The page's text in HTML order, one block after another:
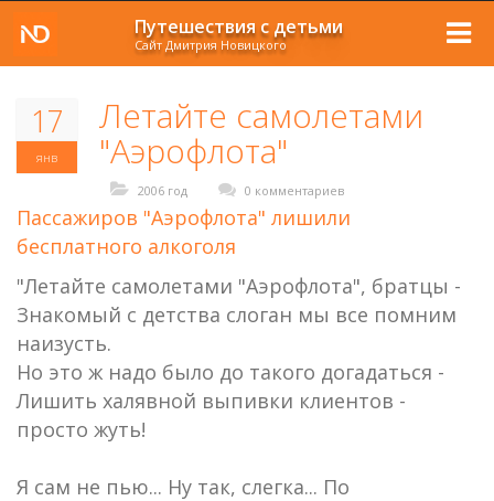
Путешествия с детьми
Сайт Дмитрия Новицкого
17
янв
Летайте самолетами
"Аэрофлота"
2006 год 0 комментариев
Пассажиров "Аэрофлота" лишили
бесплатного алкоголя
"Летайте самолетами "Аэрофлота", братцы -
Знакомый с детства слоган мы все помним
наизусть.
Но это ж надо было до такого догадаться -
Лишить халявной выпивки клиентов -
просто жуть!
Я сам не пью... Ну так, слегка... По